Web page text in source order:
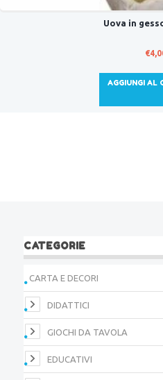
Uova in
€
AGGIUNGI AL
CATEGORIE
CARTA E DECORI
DIDATTICI
GIOCHI DA TAVOLA
EDUCATIVI